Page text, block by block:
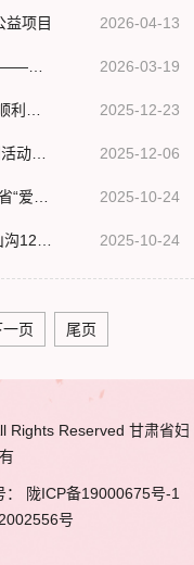
益项目 2026-04-13
2026-03-19
2025-12-23
2025-12-06
2025-10-24
2025-10-24
一页 尾页
Rights Reserved 甘肃省妇
陇ICP备19000675号-1
号